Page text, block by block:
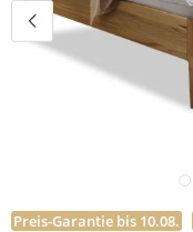
Preis-Garantie bis 10.08.